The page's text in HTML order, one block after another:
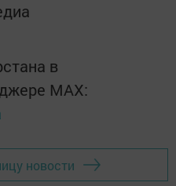
в
MАХ:
новости